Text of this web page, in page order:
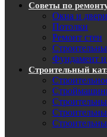
Советы по
Окна и двери
Потолки
Ремонт стен
Фундамент и
Строительный